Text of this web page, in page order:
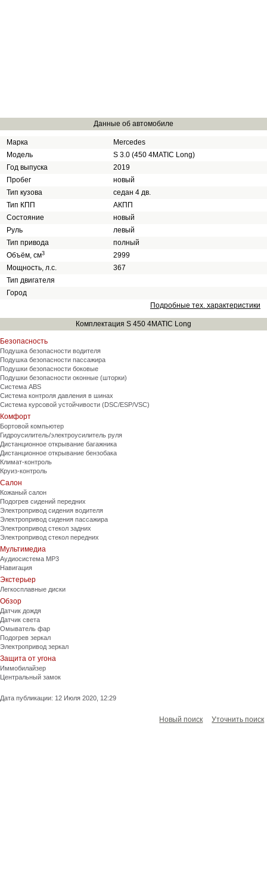
Данные об автомобиле
Марка
Mercedes
Модель
S 3.0 (450 4MATIC Long)
Год выпуска
2019
Пробег
новый
Тип кузова
cедан 4 дв.
Тип КПП
АКПП
Состояние
новый
Руль
левый
Тип привода
полный
Объём, см3
2999
Мощность, л.с.
367
Тип двигателя
Город
Подробные тех. характеристики
Комплектация S 450 4MATIC Long
Безопасность
Подушка безопасности водителя
Подушка безопасности пассажира
Подушки безопасности боковые
Подушки безопасности оконные (шторки)
Система ABS
Система контроля давления в шинах
Система курсовой устойчивости (DSC/ESP/VSC)
Комфорт
Бортовой компьютер
Гидроусилитель/электроусилитель руля
Дистанционное открывание багажника
Дистанционное открывание бензобака
Климат-контроль
Круиз-контроль
Салон
Кожаный салон
Подогрев сидений передних
Электропривод сидения водителя
Электропривод сидения пассажира
Электропривод стекол задних
Электропривод стекол передних
Мультимедиа
Аудиосистема MP3
Навигация
Экстерьер
Легкосплавные диски
Обзор
Датчик дождя
Датчик света
Омыватель фар
Подогрев зеркал
Электропривод зеркал
Защита от угона
Иммобилайзер
Центральный замок
Дата публикации: 12 Июля 2020, 12:29
Новый поиск Уточнить поиск